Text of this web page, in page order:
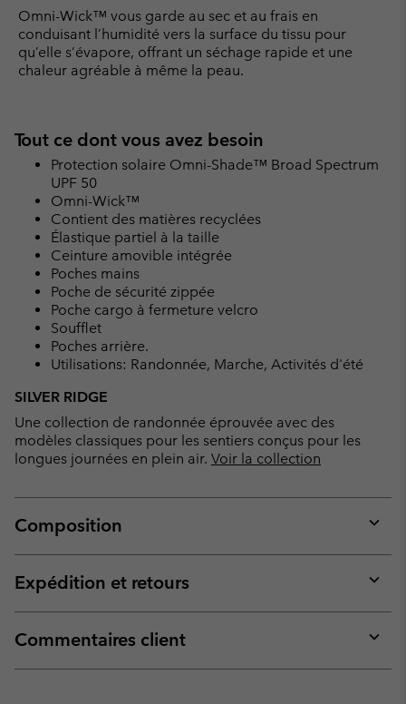
Omni-Wick™ vous garde au sec et au frais en
conduisant l’humidité vers la surface du tissu pour
qu’elle s’évapore, offrant un séchage rapide et une
chaleur agréable à même la peau.
Tout ce dont vous avez besoin
Protection solaire Omni-Shade™ Broad Spectrum
UPF 50
Omni-Wick™
Contient des matières recyclées
Élastique partiel à la taille
Ceinture amovible intégrée
Poches mains
Poche de sécurité zippée
Poche cargo à fermeture velcro
Soufflet
Poches arrière.
Utilisations: Randonnée, Marche, Activités d'été
SILVER RIDGE
Une collection de randonnée éprouvée avec des
modèles classiques pour les sentiers conçus pour les
longues journées en plein air. Voir la collection
Composition
or
Expédition et retours
or
Commentaires client
or